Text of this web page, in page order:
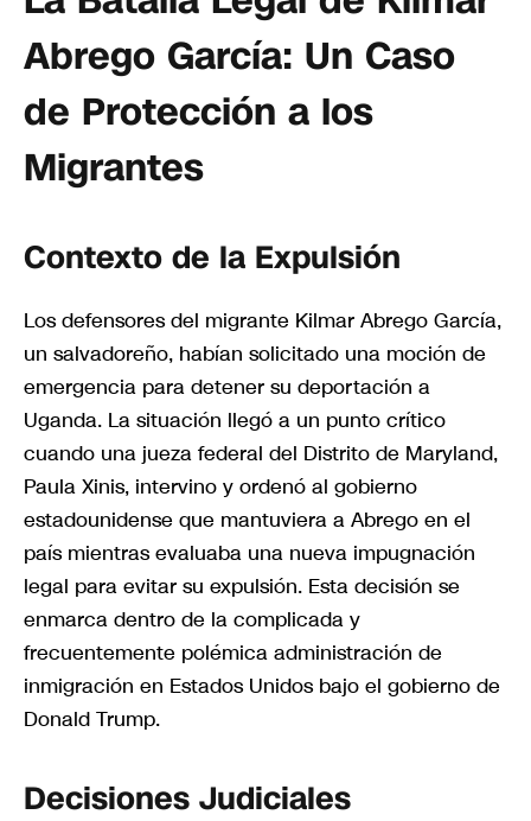
Abrego García: Un Caso
de Protección a los
Migrantes
Contexto de la Expulsión
Los defensores del migrante Kilmar Abrego García,
un salvadoreño, habían solicitado una moción de
emergencia para detener su deportación a
Uganda. La situación llegó a un punto crítico
cuando una jueza federal del Distrito de Maryland,
Paula Xinis, intervino y ordenó al gobierno
estadounidense que mantuviera a Abrego en el
país mientras evaluaba una nueva impugnación
legal para evitar su expulsión. Esta decisión se
enmarca dentro de la complicada y
frecuentemente polémica administración de
inmigración en Estados Unidos bajo el gobierno de
Donald Trump.
Decisiones Judiciales